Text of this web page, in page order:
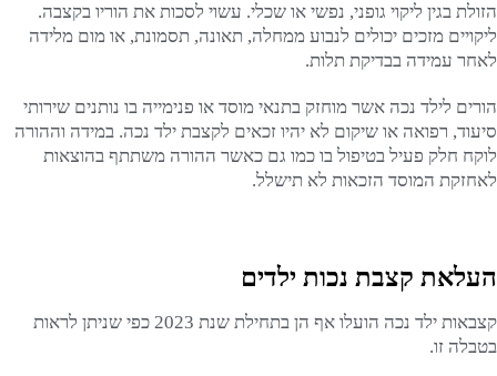
הזולת בגין ליקוי גופני, נפשי או שכלי. עשוי לסכות את הוריו בקצבה.
ליקויים מזכים יכולים לנבוע ממחלה, תאונה, תסמונת, או מום מלידה
לאחר עמידה בבדיקת תלות.
הורים לילד נכה אשר מוחזק בתנאי מוסד או פנימייה בו נותנים שירותי
סיעוד, רפואה או שיקום לא יהיו זכאים לקצבת ילד נכה. במידה וההורה
לוקח חלק פעיל בטיפול בו כמו גם כאשר ההורה משתתף בהוצאות
לאחזקת המוסד הזכאות לא תישלל.
העלאת קצבת נכות ילדים
קצבאות ילד נכה הועלו אף הן בתחילת שנת 2023 כפי שניתן לראות
בטבלה זו.